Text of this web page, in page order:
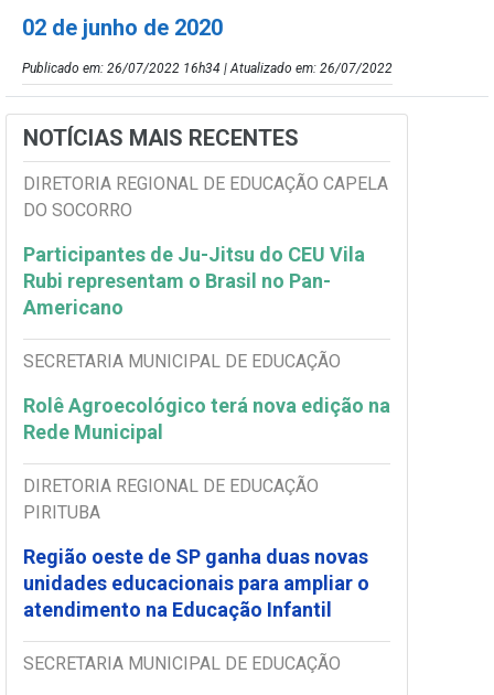
02 de junho de 2020
Publicado em: 26/07/2022 16h34 | Atualizado em: 26/07/2022
NOTÍCIAS MAIS RECENTES
DIRETORIA REGIONAL DE EDUCAÇÃO CAPELA
DO SOCORRO
Participantes de Ju-Jitsu do CEU Vila
Rubi representam o Brasil no Pan-
Americano
SECRETARIA MUNICIPAL DE EDUCAÇÃO
Rolê Agroecológico terá nova edição na
Rede Municipal
DIRETORIA REGIONAL DE EDUCAÇÃO
PIRITUBA
Região oeste de SP ganha duas novas
unidades educacionais para ampliar o
atendimento na Educação Infantil
SECRETARIA MUNICIPAL DE EDUCAÇÃO